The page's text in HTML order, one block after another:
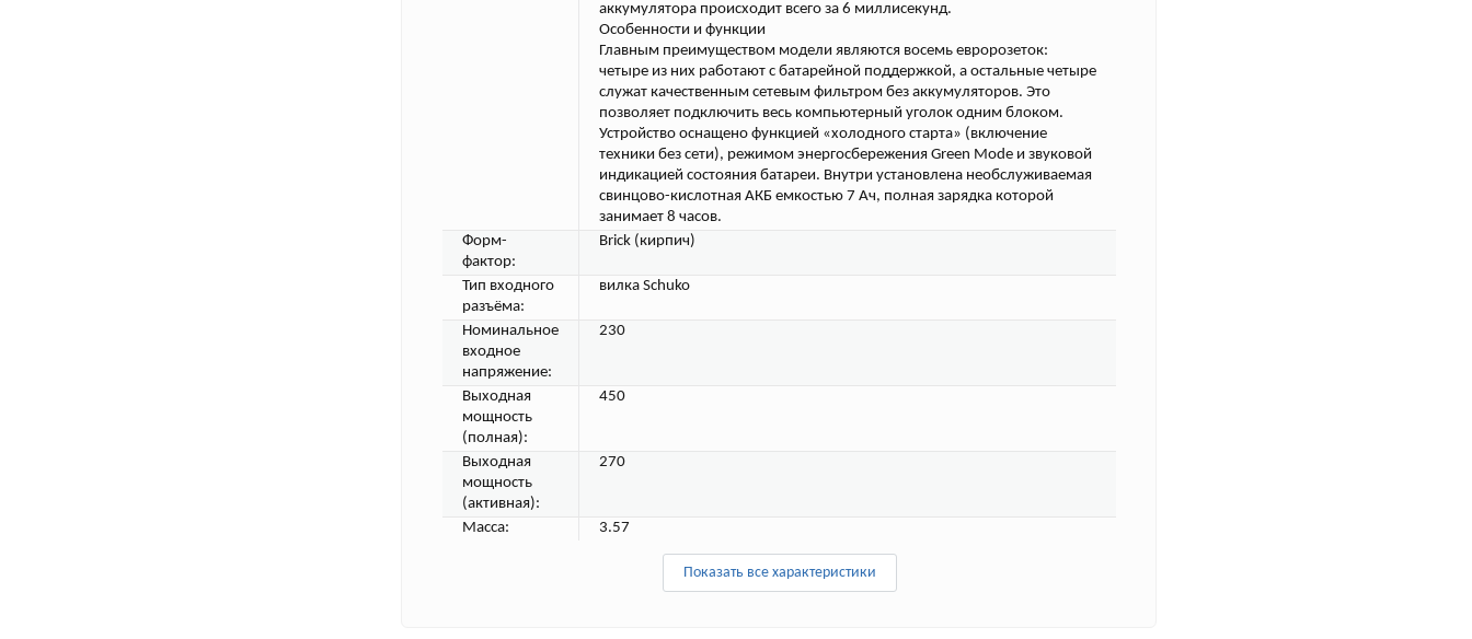
аккумулятора происходит всего за 6 миллисекунд.
Особенности и функции
Главным преимуществом модели являются восемь евророзеток:
четыре из них работают с батарейной поддержкой, а остальные четыре
служат качественным сетевым фильтром без аккумуляторов. Это
позволяет подключить весь компьютерный уголок одним блоком.
Устройство оснащено функцией «холодного старта» (включение
техники без сети), режимом энергосбережения Green Mode и звуковой
индикацией состояния батареи. Внутри установлена необслуживаемая
свинцово-кислотная АКБ емкостью 7 Ач, полная зарядка которой
занимает 8 часов.
Форм-
фактор:
Brick (кирпич)
Тип входного
разъёма:
вилка Schuko
Номинальное
входное
напряжение:
230
Выходная
мощность
(полная):
450
Выходная
мощность
(активная):
270
Масса: 3.57
Показать все характеристики